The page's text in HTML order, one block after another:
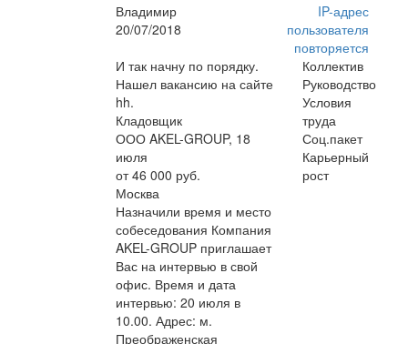
Владимир
20/07/2018
IP-адрес
пользователя
повторяется
И так начну по порядку.
Нашел вакансию на сайте
hh.
Кладовщик
ООО AKEL-GROUP, 18
июля
от 46 000 руб.
Москва
Назначили время и место
собеседования Компания
AKEL-GROUP приглашает
Вас на интервью в свой
офис. Время и дата
интервью: 20 июля в
10.00. Адрес: м.
Преображенская
Коллектив
Руководство
Условия
труда
Соц.пакет
Карьерный
рост